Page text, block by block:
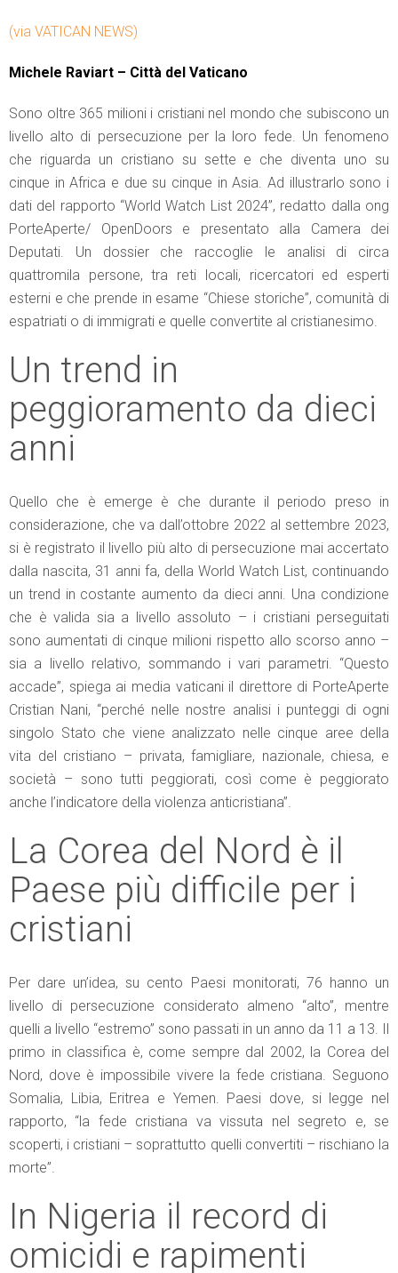
(via VATICAN NEWS)
Michele Raviart – Città del Vaticano
Sono oltre 365 milioni i cristiani nel mondo che subiscono un
livello alto di persecuzione per la loro fede. Un fenomeno
che riguarda un cristiano su sette e che diventa uno su
cinque in Africa e due su cinque in Asia. Ad illustrarlo sono i
dati del rapporto “World Watch List 2024”, redatto dalla ong
PorteAperte/ OpenDoors e presentato alla Camera dei
Deputati. Un dossier che raccoglie le analisi di circa
quattromila persone, tra reti locali, ricercatori ed esperti
esterni e che prende in esame “Chiese storiche”, comunità di
espatriati o di immigrati e quelle convertite al cristianesimo.
Un trend in
peggioramento da dieci
anni
Quello che è emerge è che durante il periodo preso in
considerazione, che va dall’ottobre 2022 al settembre 2023,
si è registrato il livello più alto di persecuzione mai accertato
dalla nascita, 31 anni fa, della World Watch List, continuando
un trend in costante aumento da dieci anni. Una condizione
che è valida sia a livello assoluto – i cristiani perseguitati
sono aumentati di cinque milioni rispetto allo scorso anno –
sia a livello relativo, sommando i vari parametri. “Questo
accade”, spiega ai media vaticani il direttore di PorteAperte
Cristian Nani, “perché nelle nostre analisi i punteggi di ogni
singolo Stato che viene analizzato nelle cinque aree della
vita del cristiano – privata, famigliare, nazionale, chiesa, e
società – sono tutti peggiorati, così come è peggiorato
anche l’indicatore della violenza anticristiana”.
La Corea del Nord è il
Paese più difficile per i
cristiani
Per dare un’idea, su cento Paesi monitorati, 76 hanno un
livello di persecuzione considerato almeno “alto”, mentre
quelli a livello “estremo” sono passati in un anno da 11 a 13. Il
primo in classifica è, come sempre dal 2002, la Corea del
Nord, dove è impossibile vivere la fede cristiana. Seguono
Somalia, Libia, Eritrea e Yemen. Paesi dove, si legge nel
rapporto, “la fede cristiana va vissuta nel segreto e, se
scoperti, i cristiani – soprattutto quelli convertiti – rischiano la
morte”.
In Nigeria il record di
omicidi e rapimenti